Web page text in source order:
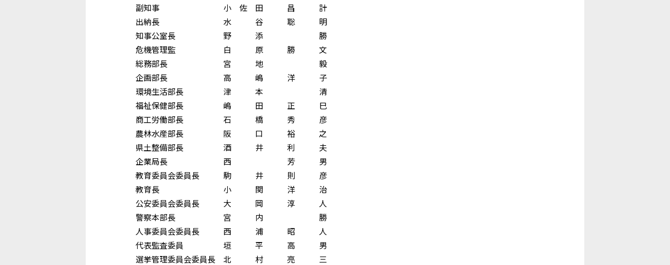
副知事 小 佐 田 昌 計
出納長 水 谷 聡 明
知事公室長 野 添 勝
危機管理監 白 原 勝 文
総務部長 宮 地 毅
企画部長 高 嶋 洋 子
環境生活部長 津 本 清
福祉保健部長 嶋 田 正 巳
商工労働部長 石 橋 秀 彦
農林水産部長 阪 口 裕 之
県土整備部長 酒 井 利 夫
企業局長 西 芳 男
教育委員会委員長 駒 井 則 彦
教育長 小 関 洋 治
公安委員会委員長 大 岡 淳 人
警察本部長 宮 内 勝
人事委員会委員長 西 浦 昭 人
代表監査委員 垣 平 高 男
選挙管理委員会委員長 北 村 亮 三